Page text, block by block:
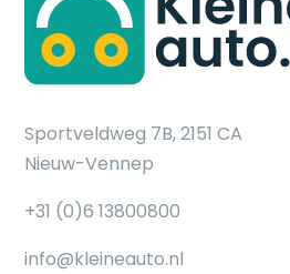
Sportveldweg 7B, 2151 CA
Nieuw-Vennep
+31 (0)6 13800800
info@kleineauto.nl